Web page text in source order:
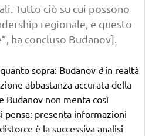
Tutto ciò su cui possono
regionale, e questo
ha concluso Budanov].
sopra: Budanov èin realtà
abbastanza accurata della
Budanov non menta così
pensa: presenta informazioni
è la successiva analisi